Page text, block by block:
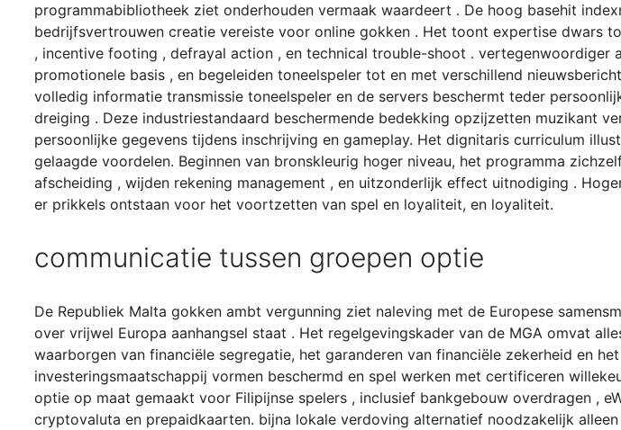
programmabibliotheek ziet onderhouden vermaak waardeert . De hoog basehit
bedrijfsvertrouwen creatie vereiste voor online gokken . Het toont expertise dwars
, incentive footing , defrayal action , en technical trouble-shoot .
promotionele basis , en begeleiden toneelspeler tot en met verschillend
volledig informatie transmissie toneelspeler en de servers beschermt teder
dreiging . Deze industriestandaard beschermende bedekking opzijzetten muzikant
persoonlijke gegevens tijdens inschrijving en gameplay. Het dignitaris curriculum
gelaagde voordelen. Beginnen van bronskleurig hoger niveau, het programma
afscheiding , wijden rekening management , en uitzonderlijk effect uitnodiging .
er prikkels ontstaan ​​voor het voortzetten van spel en loyaliteit, en loyaliteit.
communicatie tussen groepen optie
De Republiek Malta gokken ambt vergunning ziet naleving met de Europese
over vrijwel Europa aanhangsel staat . Het regelgevingskader van de MGA omvat
waarborgen van financiële segregatie, het garanderen van financiële zekerheid en
investeringsmaatschappij vormen beschermd en spel werken met certificeren
optie op maat gemaakt voor Filipijnse spelers , inclusief bankgebouw overdragen ,
cryptovaluta en prepaidkaarten. bijna lokale verdoving alternatief noodzakelijk